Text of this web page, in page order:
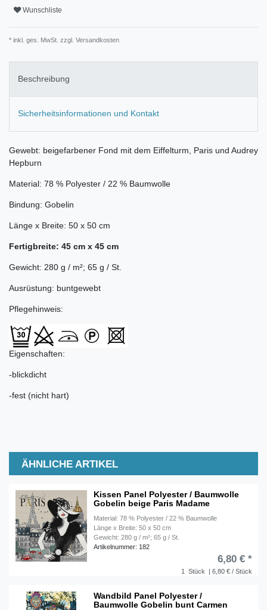
Wunschliste
* inkl. ges. MwSt. zzgl. Versandkosten
Beschreibung
Sicherheitsinformationen und Kontakt
Gewebt: beigefarbener Fond mit dem Eiffelturm, Paris und Audrey
Hepburn
Material: 78 % Polyester / 22 % Baumwolle
Bindung: Gobelin
Länge x Breite: 50 x 50 cm
Fertigbreite: 45 cm x 45 cm
Gewicht: 280 g / m²; 65 g / St.
Ausrüstung: buntgewebt
Pflegehinweis:
Eigenschaften:
-blickdicht
-fest (nicht hart)
ÄHNLICHE ARTIKEL
Kissen Panel Polyester / Baumwolle
Gobelin beige Paris Madame
Material: 78 % Polyester / 22 % Baumwolle
Länge x Breite: 50 x 50 cm
Gewicht: 280 g / m²; 65 g / St.
Artikelnummer: 182
1 Stück | 6,80 € / Stück
6,80 € *
Wandbild Panel Polyester /
Baumwolle Gobelin bunt Carmen